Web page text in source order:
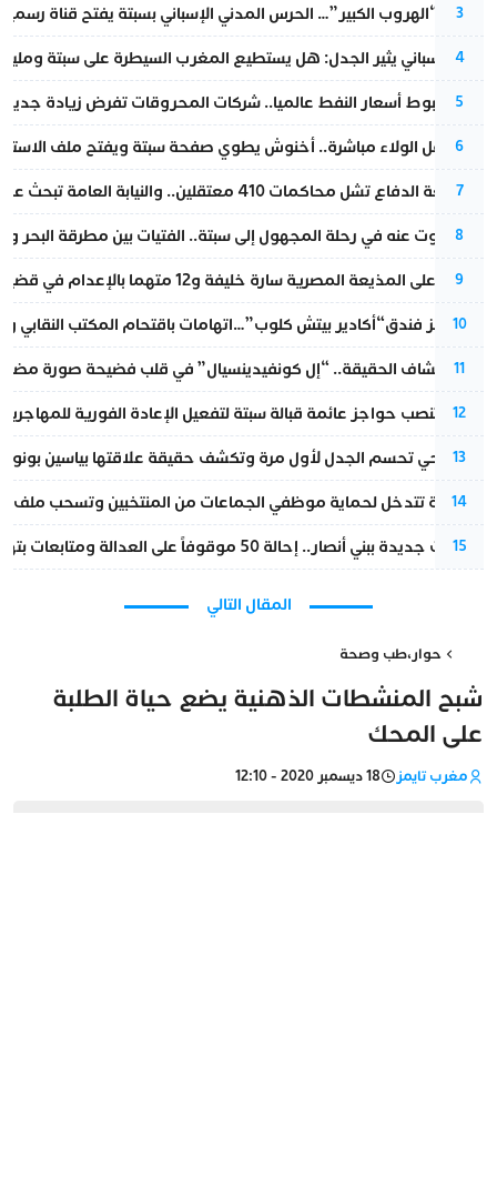
3
عملية “الهروب الكبير”… الحرس المدني الإسباني بسبتة يفتح قناة
4
تقرير إسباني يثير الجدل: هل يستطيع المغرب السيطرة على سبتة
5
رغم هبوط أسعار النفط عالميا.. شركات المحروقات تفرض زيادة
6
بعد حفل الولاء مباشرة.. أخنوش يطوي صفحة سبتة ويفتح ملف
7
مقاطعة الدفاع تشل محاكمات 410 معتقلين.. والنيابة العامة تبحث عن حل قانوني
8
المسكوت عنه في رحلة المجهول إلى سبتة.. الفتيات بين مطرقة البحر
9
الحكم على المذيعة المصرية سارة خليفة و12 متهما بالإعدام في قضية هزت بلاد الفراعنة
10
أزمة تهز فندق“أكادير بيتش كلوب”…اتهامات باقتحام المكتب النقابي
11
بعد انكشاف الحقيقة.. “إل كونفيدينسيال” في قلب فضيحة صورة
12
إسبانيا تنصب حواجز عائمة قبالة سبتة لتفعيل الإعادة الفورية للمهاجرين
13
نورا فتحي تحسم الجدل لأول مرة وتكشف حقيقة علاقتها بياسين بونو
14
الداخلية تتدخل لحماية موظفي الجماعات من المنتخبين وتسحب ملف
15
تطورات جديدة ببني أنصار.. إحالة 50 موقوفاً على العدالة ومتابعات بتهم ثقيلة
المقال التالي
حوار ،طب وصحة
شبح المنشطات الذهنية يضع حياة الطلبة
على المحك
مغرب تايمز 18 ديسمبر 2020 - 12:10